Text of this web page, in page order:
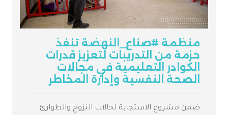
منظمة #صناع_النهضة تنفذ
حزمة من التدريبات لتعزيز قدرات
الكوادر التعليمية في مجالات
الصحة النفسية وإدارة المخاطر
ضمن مشروع الاستجابة لحالات النزوح والطوارئ